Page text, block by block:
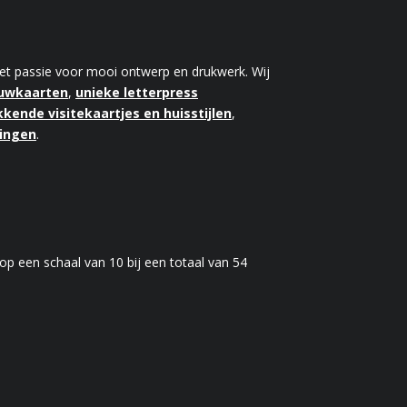
passie voor mooi ontwerp en drukwerk. Wij
, unieke letterpress
visitekaartjes en huisstijlen,
.
op een schaal van 10 bij een totaal van 54